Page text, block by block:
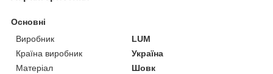
Основні
Виробник
LUM
Країна виробник
Україна
Матеріал
Шовк